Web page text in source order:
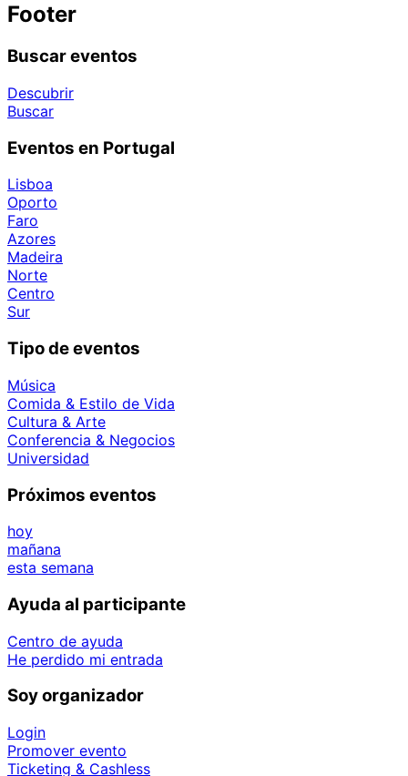
Footer
Buscar eventos
Descubrir
Buscar
Eventos en Portugal
Lisboa
Oporto
Faro
Azores
Madeira
Norte
Centro
Sur
Tipo de eventos
Música
Comida & Estilo de Vida
Cultura & Arte
Conferencia & Negocios
Universidad
Próximos eventos
hoy
mañana
esta semana
Ayuda al participante
Centro de ayuda
He perdido mi entrada
Soy organizador
Login
Promover evento
Ticketing & Cashless